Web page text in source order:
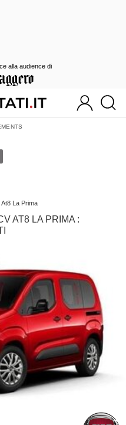
La Prima
AT8 LA PRIMA :
alla audience di